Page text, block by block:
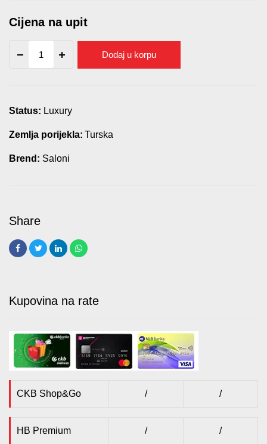
Cijena na upit
Arel
quantity
Dodaj u korpu
Status: Luxury
Zemlja porijekla: Turska
Brend: Saloni
Kupovina na rate
CKB Shop&Go / /
HB Premium / /